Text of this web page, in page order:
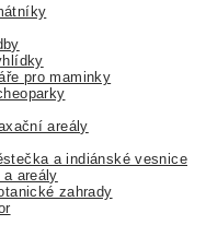
pro maminky
areály
a indiánské vesnice
areály
zahrady